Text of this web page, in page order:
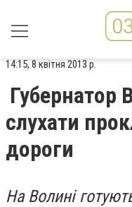
14:15, 8 квітня 2013 р.
Губернатор
слухати
дороги
На Волині